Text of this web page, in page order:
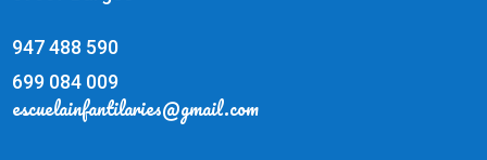
947 488 590
699 084 009
escuelainfantilaries@gmail.com